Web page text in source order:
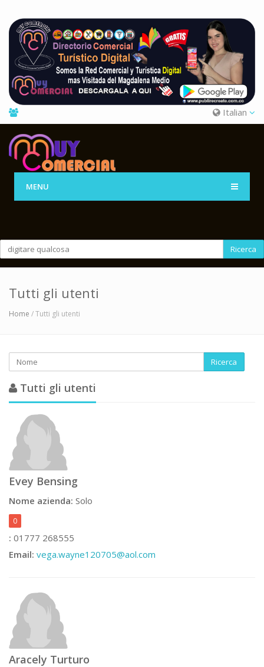
Italian
MENU
Ricerca
Tutti gli utenti
Home / Tutti gli utenti
Ricerca
Tutti gli utenti
Evey Bensing
Nome azienda: Solo
0
: 01777 268555
Email: vega.wayne120705@aol.com
Aracely Turturo